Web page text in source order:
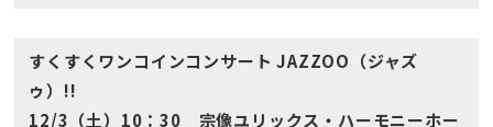
すくすくワンコインコンサート JAZZOO（ジャズ
ゥ）!!
12/3（土）10：30 宗像ユリックス・ハーモニーホー